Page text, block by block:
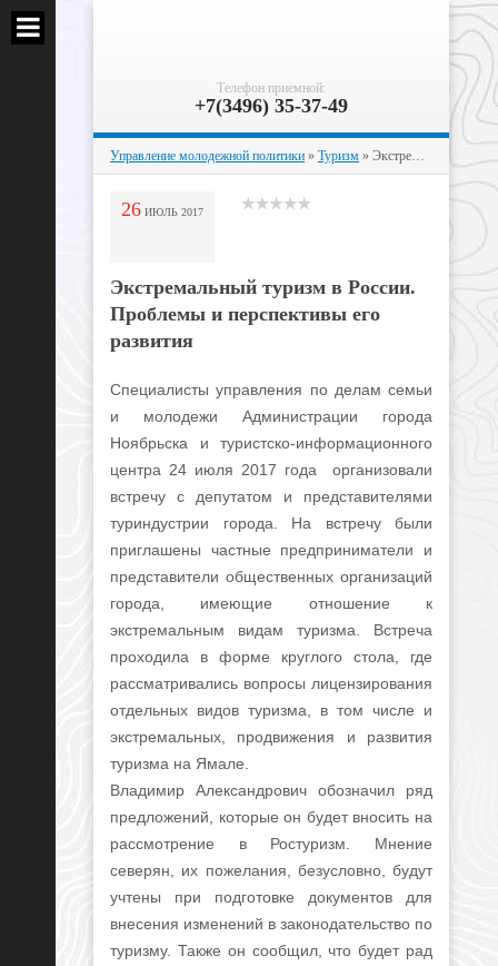
Телефон приемной:
+7(3496) 35-37-49
Управление молодежной политики » Туризм » Экстремальный туризм в России. Проблемы и перспективы его развития
26 ИЮЛЬ 2017
Экстремальный туризм в России.
Проблемы и перспективы его
развития
Специалисты управления по делам семьи
и молодежи Администрации города
Ноябрьска и туристско-информационного
центра 24 июля 2017 года организовали
встречу с депутатом и представителями
туриндустрии города. На встречу были
приглашены частные предприниматели и
представители общественных организаций
города, имеющие отношение к
экстремальным видам туризма. Встреча
проходила в форме круглого стола, где
рассматривались вопросы лицензирования
отдельных видов туризма, в том числе и
экстремальных, продвижения и развития
туризма на Ямале.
Владимир Александрович обозначил ряд
предложений, которые он будет вносить на
рассмотрение в Ростуризм. Мнение
северян, их пожелания, безусловно, будут
учтены при подготовке документов для
внесения изменений в законодательство по
туризму. Также он сообщил, что будет рад